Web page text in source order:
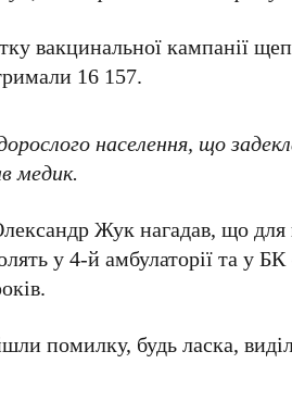
вакцинальної кампанії
16 157.
населення, що
медик.
Жук нагадав, що для
у 4-й амбулаторії та у
помилку, будь ласка,